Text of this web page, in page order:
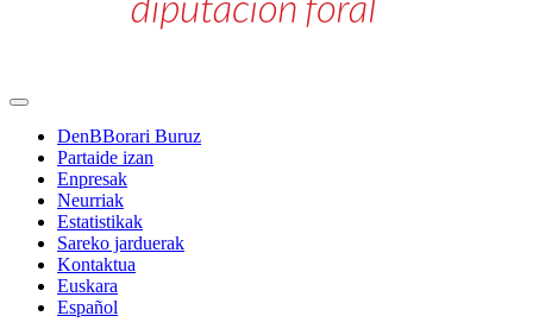
Main
Navigation
DenBBorari Buruz
Partaide izan
Enpresak
Neurriak
Estatistikak
Sareko jarduerak
Kontaktua
Euskara
Español